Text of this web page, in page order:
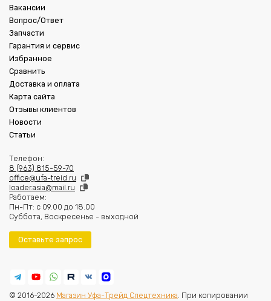
Вакансии
Вопрос/Ответ
Запчасти
Гарантия и сервис
Избранное
Сравнить
Доставка и оплата
Карта сайта
Отзывы клиентов
Новости
Статьи
Телефон:
8 (963) 815-59-70
office@ufa-treid.ru
loader.asia@mail.ru
Работаем:
Пн-Пт: с 09.00 до 18.00
Суббота, Воскресенье - выходной
Оставьте запрос
© 2016-2026 Магазин Уфа-Трейд Спецтехника . При копировании